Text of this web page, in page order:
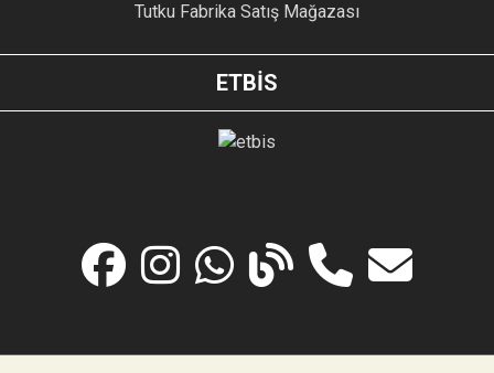
Tutku Fabrika Satış Mağazası
ETBİS